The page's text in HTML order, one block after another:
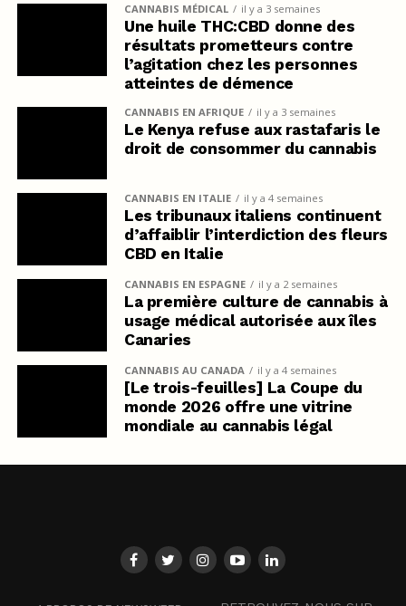
CANNABIS MÉDICAL il y a 3 semaines
Une huile THC:CBD donne des
résultats prometteurs contre
l’agitation chez les personnes
atteintes de démence
CANNABIS EN AFRIQUE il y a 3 semaines
Le Kenya refuse aux rastafaris le
droit de consommer du cannabis
CANNABIS EN ITALIE il y a 4 semaines
Les tribunaux italiens continuent
d’affaiblir l’interdiction des fleurs
CBD en Italie
CANNABIS EN ESPAGNE il y a 2 semaines
La première culture de cannabis à
usage médical autorisée aux îles
Canaries
CANNABIS AU CANADA il y a 4 semaines
[Le trois-feuilles] La Coupe du
monde 2026 offre une vitrine
mondiale au cannabis légal